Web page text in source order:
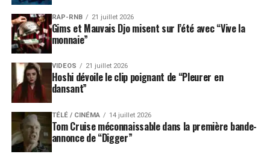
RAP-RNB 21 juillet 2026
Gims et Mauvais Djo misent sur l’été avec “Vive la
monnaie”
VIDEOS 21 juillet 2026
Hoshi dévoile le clip poignant de “Pleurer en
dansant”
TÉLÉ / CINÉMA 14 juillet 2026
Tom Cruise méconnaissable dans la première bande-
annonce de “Digger”